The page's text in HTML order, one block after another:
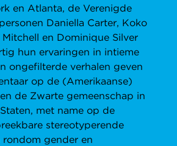
en Atlanta, de Verenigde
Daniella Carter, Koko
en Dominique Silver
hun ervaringen in intieme
ongefilterde verhalen geven
op de (Amerikaanse)
de Zwarte gemeenschap in
met name op de
stereotyperende
rondom gender en